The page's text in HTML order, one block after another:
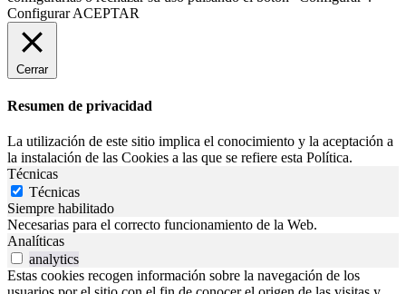
Configurar ACEPTAR
Cerrar
Resumen de privacidad
La utilización de este sitio implica el conocimiento y la aceptación a
la instalación de las Cookies a las que se refiere esta Política.
Técnicas
Técnicas
Siempre habilitado
Necesarias para el correcto funcionamiento de la Web.
Analíticas
analytics
Estas cookies recogen información sobre la navegación de los